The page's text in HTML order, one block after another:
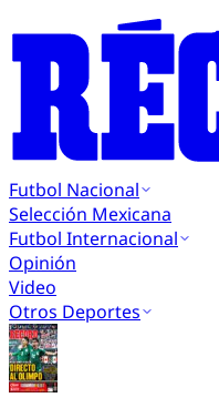
Futbol Nacional
Selección Mexicana
Futbol Internacional
Opinión
Video
Otros Deportes